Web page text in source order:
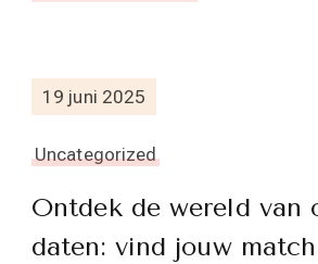
19 juni 2025
Uncategorized
Ontdek de wereld van
daten: vind jouw